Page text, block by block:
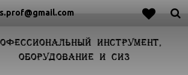
ИНСТРУМЕНТ,
ОБОРУДОВАНИЕ И СИЗ